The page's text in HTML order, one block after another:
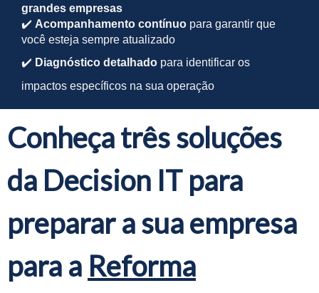
grandes empresas
✔️ Acompanhamento contínuo para garantir que
você esteja sempre atualizado
✔️ Diagnóstico detalhado para identificar os
impactos específicos na sua operação
Conheça três soluções
da Decision IT para
preparar a sua empresa
para a Reforma